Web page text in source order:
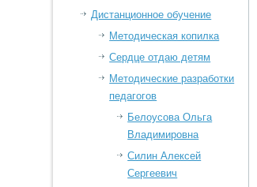
Дистанционное обучение
Методическая копилка
Сердце отдаю детям
Методические разработки
педагогов
Белоусова Ольга
Владимировна
Силин Алексей
Сергеевич